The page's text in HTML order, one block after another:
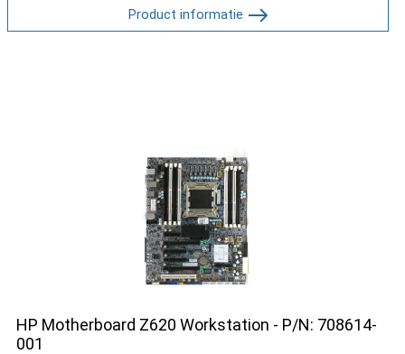
Product informatie
HP Motherboard Z620 Workstation - P/N: 708614-
001